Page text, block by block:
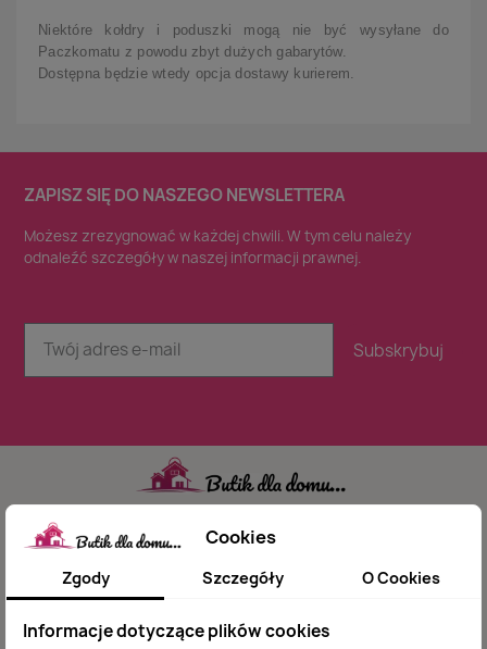
Niektóre kołdry i poduszki mogą nie być wysyłane do
Paczkomatu z powodu zbyt dużych gabarytów.
Dostępna będzie wtedy opcja dostawy kurierem.
ZAPISZ SIĘ DO NASZEGO NEWSLETTERA
Możesz zrezygnować w każdej chwili. W tym celu należy
odnaleźć szczegóły w naszej informacji prawnej.
Subskrybuj
najważniejszą dlatego indywidualnie podchodzimy
do każdego zamówienia .
Cookies
Zgody Szczegóły O Cookies
Informacje dotyczące plików cookies